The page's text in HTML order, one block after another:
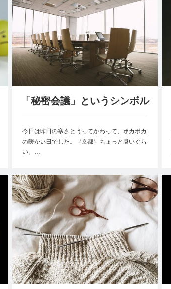
「秘密会議」というシンボル
今日は昨日の寒さとうってかわって、ポカポカ
の暖かい日でした。（京都）ちょっと暑いぐら
い。…